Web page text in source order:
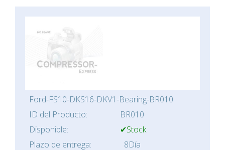
Ford-FS10-DKS16-DKV1-Bearing-BR010
ID del Producto:
BR010
Disponible:
✔Stock
Plazo de entrega:
8Día